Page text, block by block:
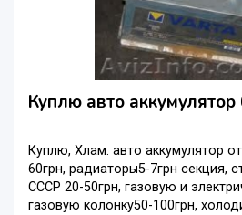
Куплю авто
Куплю, Хлам. авто аккумулятор
60грн, радиаторы5-7грн секция,
СССР 20-50грн, газовую и
газовую колонку50-100грн,